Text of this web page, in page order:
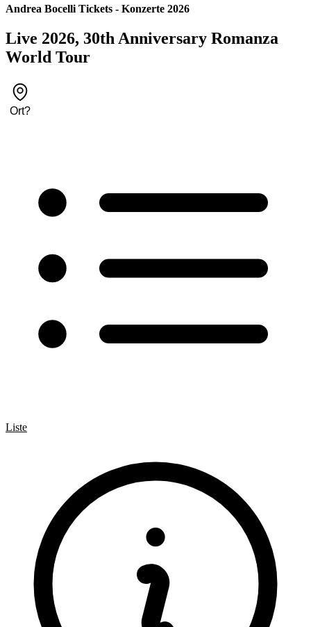
Andrea Bocelli Tickets - Konzerte 2026
Live 2026, 30th Anniversary Romanza
World Tour
Ort?
Liste